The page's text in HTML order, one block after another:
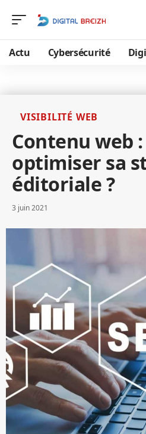
Actu Cybersécurité
VISIBILITÉ WEB
Contenu web
optimiser sa
éditoriale ?
3 juin 2021